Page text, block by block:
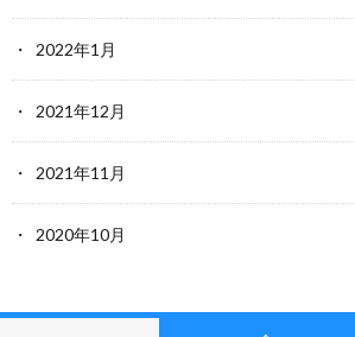
2022年1月
2021年12月
2021年11月
2020年10月